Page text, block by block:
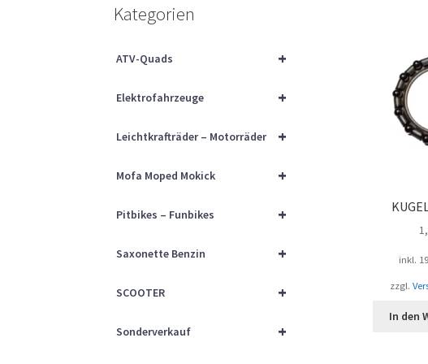
inkl.
zzgl.
In den
Kategorien
+
ATV-Quads
+
Elektrofahrzeuge
+
Leichtkrafträder – Motorräder
+
Mofa Moped Mokick
+
Pitbikes – Funbikes
+
Saxonette Benzin
+
SCOOTER
+
Sonderverkauf